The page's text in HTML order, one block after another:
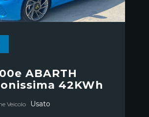
ABARTH
42KWh
Veicolo Usato